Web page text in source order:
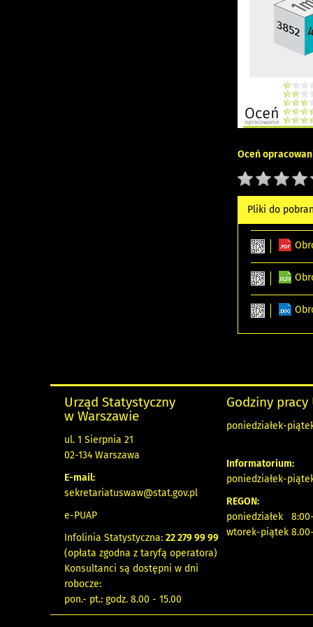
Oceń
Pliki do
Urząd Statystyczny
w Warszawie
ul. 1 Sierpnia 21
02-134 Warszawa
E-mail:
sekretariatuswaw@stat.gov.pl
e-PUAP
Infolinia Statystyczna: 22 279 99 99
(opłata zgodna z taryfą operatora)
Konsultanci są dostępni w dni
robocze:
pon.- pt.: godz. 8.00 - 15.00
Godziny pracy
poniedziałek-
Informatorium:
poniedziałek-
REGON:
poniedziałek
wtorek-piątek